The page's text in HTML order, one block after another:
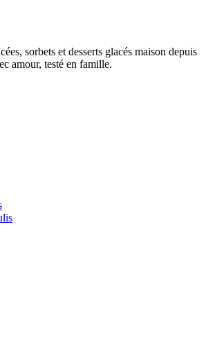
sorbets et desserts glacés maison depuis
amour, testé en famille.